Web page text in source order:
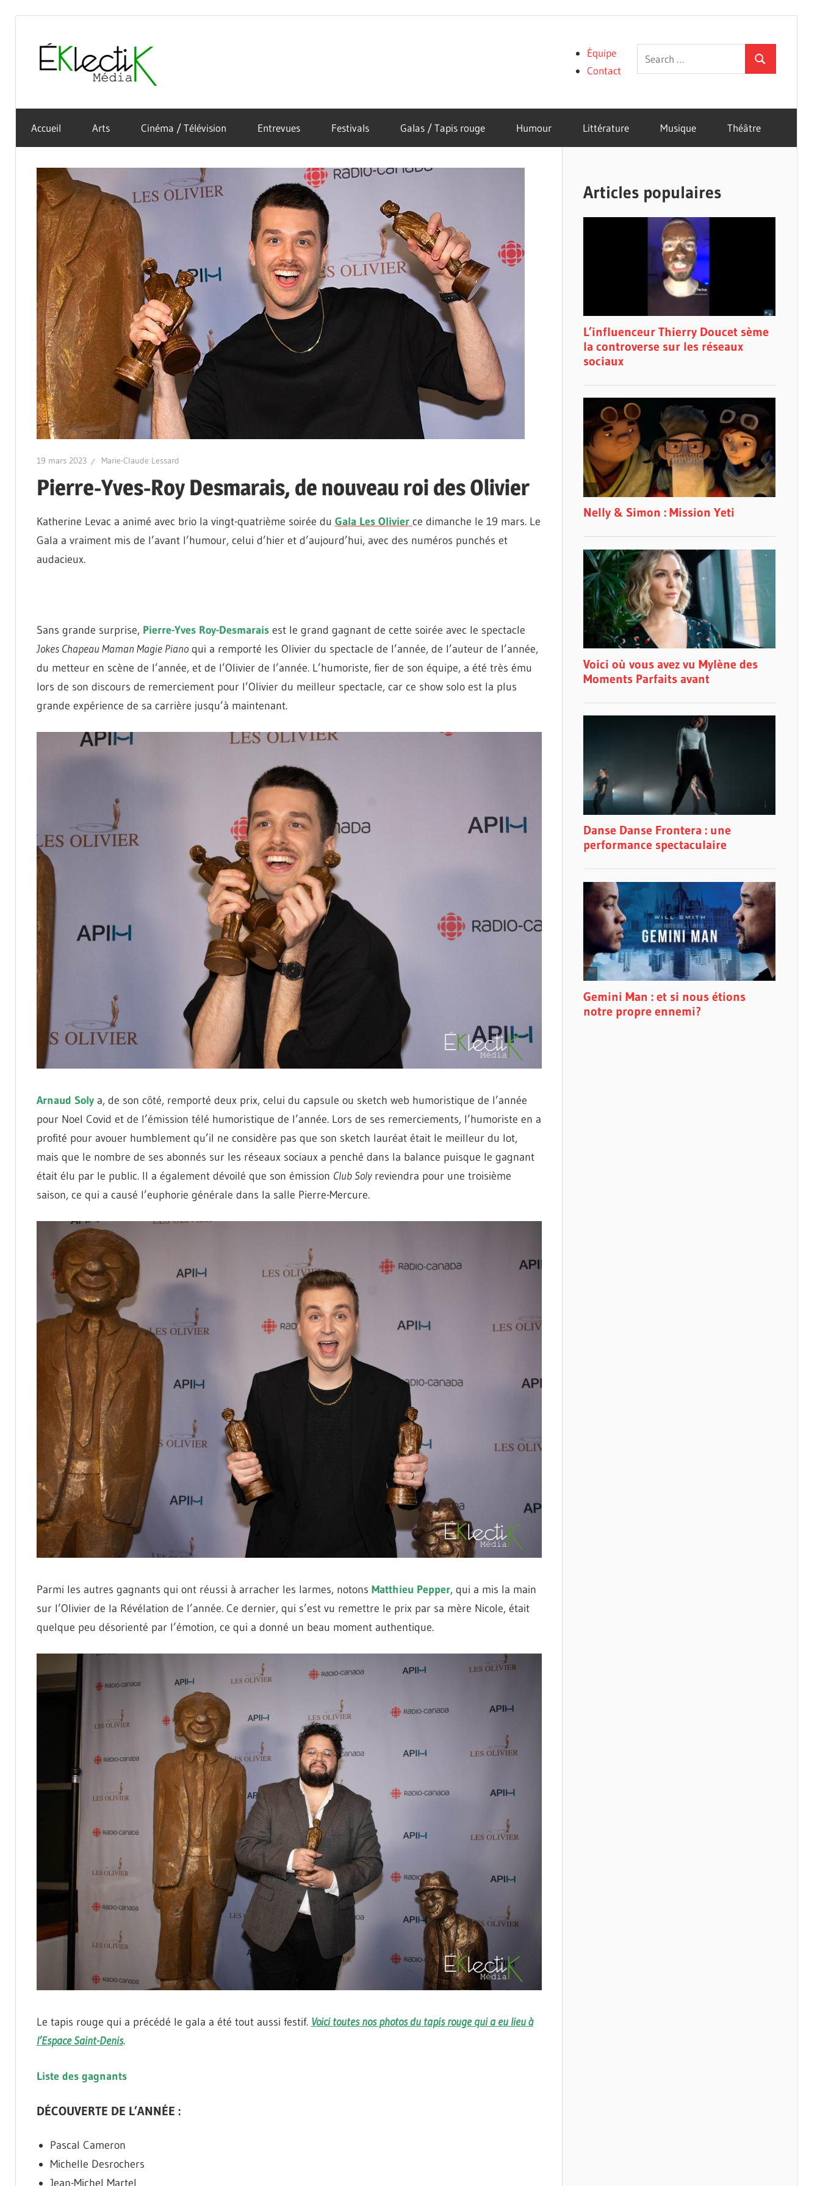
content
Média
culture
sous
toutes
formes
Search
for:
Search
Équipe
Contact
Accueil Arts Cinéma / Télévision Entrevues Festivals Galas / Tapis rouge Humour Littérature Musique Théâtre
19 mars 2023 Marie-Claude Lessard
Pierre-Yves-Roy Desmarais, de nouveau roi des Olivier
Katherine Levac a animé avec brio la vingt-quatrième soirée du Gala Les Olivier ce dimanche le 19 mars. Le
Gala a vraiment mis de l’avant l’humour, celui d’hier et d’aujourd’hui, avec des numéros punchés et
audacieux.
Sans grande surprise, Pierre-Yves Roy-Desmarais est le grand gagnant de cette soirée avec le spectacle
Jokes Chapeau Maman Magie Pianoqui a remporté les Olivier du spectacle de l’année, de l’auteur de l’année,
du metteur en scène de l’année, et de l’Olivier de l’année. L’humoriste, fier de son équipe, a été très ému
lors de son discours de remerciement pour l’Olivier du meilleur spectacle, car ce show solo est la plus
grande expérience de sa carrière jusqu’à maintenant.
Arnaud Solya, de son côté, remporté deux prix, celui du capsule ou sketch web humoristique de l’année
pour Noel Covid et de l’émission télé humoristique de l’année. Lors de ses remerciements, l’humoriste en a
profité pour avouer humblement qu’il ne considère pas que son sketch lauréat était le meilleur du lot,
mais que le nombre de ses abonnés sur les réseaux sociaux a penché dans la balance puisque le gagnant
était élu par le public. Il a également dévoilé que son émission Club Solyreviendra pour une troisième
saison, ce qui a causé l’euphorie générale dans la salle Pierre-Mercure.
Parmi les autres gagnants qui ont réussi à arracher les larmes, notons Matthieu Pepper, qui a mis la main
sur l’Olivier de la Révélation de l’année. Ce dernier, qui s’est vu remettre le prix par sa mère Nicole, était
quelque peu désorienté par l’émotion, ce qui a donné un beau moment authentique.
Le tapis rouge qui a précédé le gala a été tout aussi festif. Voici toutes nos photos du tapis rouge qui a eu lieu à
l’Espace Saint-Denis.
Liste des gagnants
DÉCOUVERTE DE L’ANNÉE :
Pascal Cameron
Michelle Desrochers
Jean-Michel Martel
Articles populaires